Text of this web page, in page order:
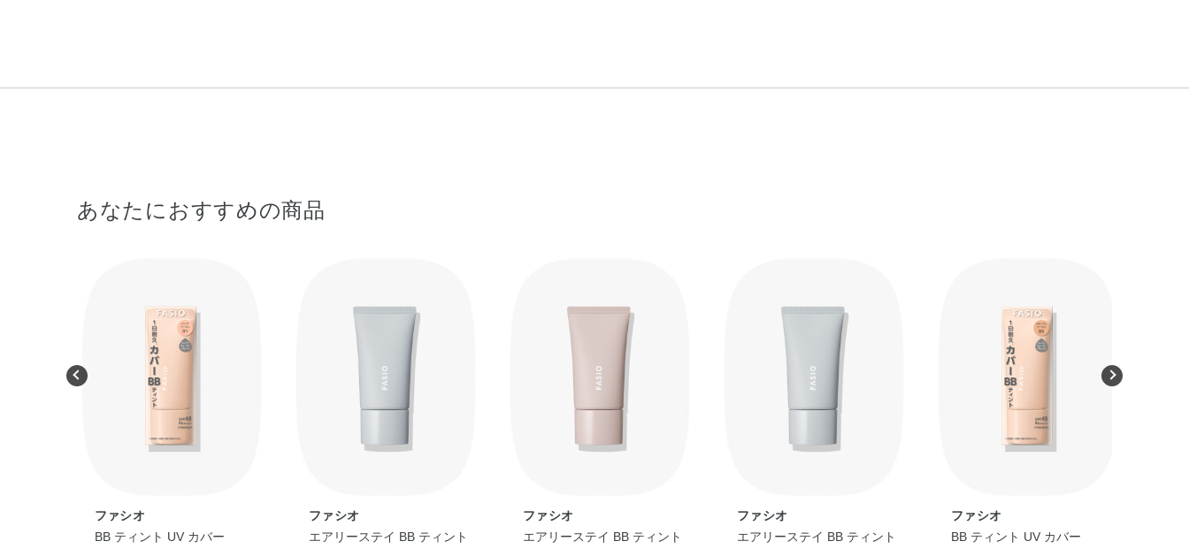
あなたにおすすめの商品
ファシオ
BB ティント UV カバー
ファシオ
エアリーステイ BB ティント
ファシオ
エアリーステイ BB ティント
ファシオ
エアリーステイ BB ティント
ファシオ
BB ティント UV カバー